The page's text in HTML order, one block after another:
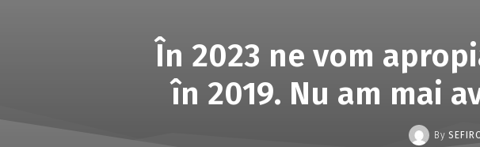
În 2023 ne vom
în 2019. Nu am mai
By